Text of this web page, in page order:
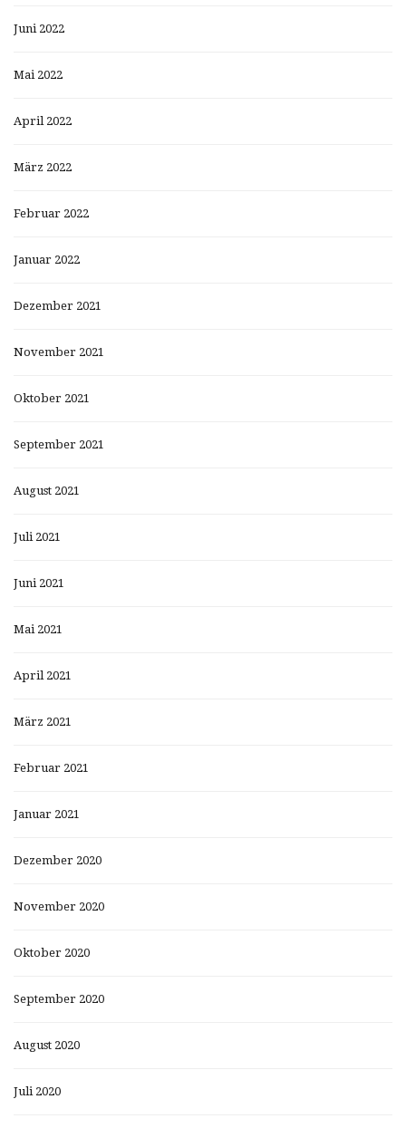
Juni 2022
Mai 2022
April 2022
März 2022
Februar 2022
Januar 2022
Dezember 2021
November 2021
Oktober 2021
September 2021
August 2021
Juli 2021
Juni 2021
Mai 2021
April 2021
März 2021
Februar 2021
Januar 2021
Dezember 2020
November 2020
Oktober 2020
September 2020
August 2020
Juli 2020